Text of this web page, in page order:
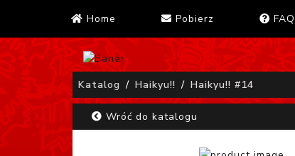
Home Pobierz FAQ
Katalog Haikyu!! Haikyu!! #14
Wróć do katalogu